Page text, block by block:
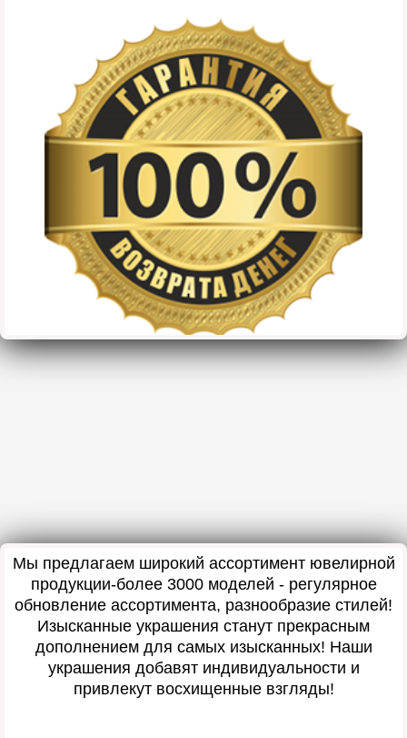
Мы предлагаем широкий ассортимент ювелирной
продукции-более 3000 моделей - регулярное
обновление ассортимента, разнообразие стилей!
Изысканные украшения станут прекрасным
дополнением для самых изысканных! Наши
украшения добавят индивидуальности и
привлекут восхищенные взгляды!